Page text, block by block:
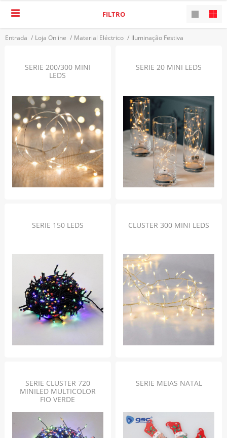
Entrada / Loja Online / Material Eléctrico / Iluminação Festiva
FILTRO
SERIE 200/300 MINI
LEDS
SERIE 20 MINI LEDS
SERIE 150 LEDS CLUSTER 300 MINI LEDS
SERIE CLUSTER 720
MINILED MULTICOLOR
FIO VERDE
SERIE MEIAS NATAL